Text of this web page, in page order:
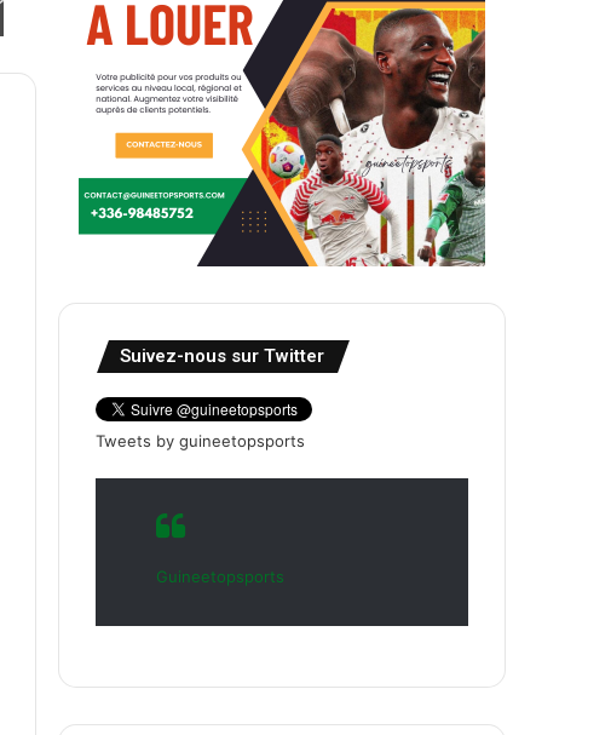
Suivez-nous sur Twitter
Tweets by guineetopsports
Guineetopsports